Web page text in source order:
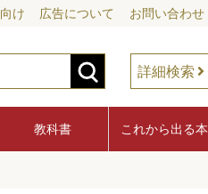
け 広告について お問い合わせ
詳細検索
教科書 これから出る本